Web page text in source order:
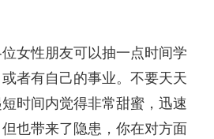
女性朋友可以抽一点时间学
者有自己的事业。不要天天
时间内觉得非常甜蜜，迅速
也带来了隐患，你在对方面